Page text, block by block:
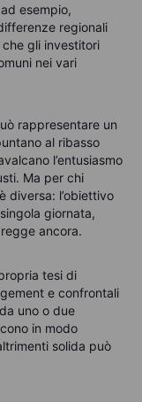
esempio,
regionali
gli investitori
nei vari
rappresentare un
al ribasso
l’entusiasmo
Ma per chi
diversa: l’obiettivo
giornata,
ancora.
tesi di
e confrontali
uno o due
in modo
solida può